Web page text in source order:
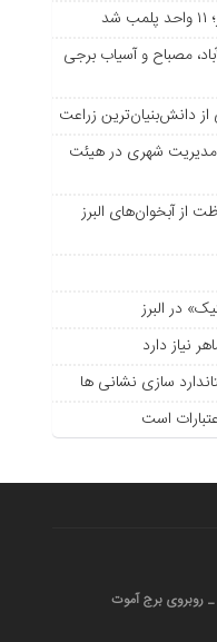
مصباح و آسیاب برجی
از دانش‌بنیان‌ترین زراعت
شهری در هیئت
از آبخوان‌های البرز
در البرز
نیاز دارد
سازی نشانی ها
است
_ روبروی برج آموت